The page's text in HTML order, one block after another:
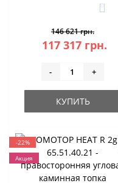
0
146 621 грн.
117 317 грн.
- +
КУПИТЬ
-22%
Акция